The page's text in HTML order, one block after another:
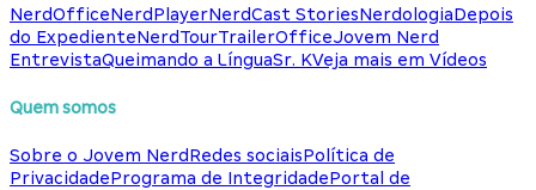
NerdOfficeNerdPlayerNerdCast StoriesNerdologiaDepois
do ExpedienteNerdTourTrailerOfficeJovem Nerd
EntrevistaQueimando a LínguaSr. KVeja mais em Vídeos
Quem somos
Sobre o Jovem NerdRedes sociaisPolítica de
PrivacidadePrograma de IntegridadePortal de